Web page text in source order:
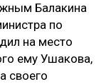
Балакина
по
на место
ему Ушакова,
своего